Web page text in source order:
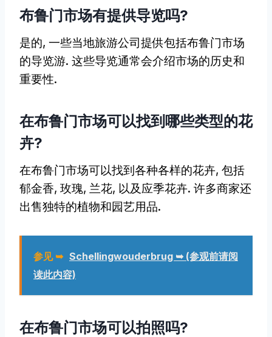
布鲁门市场有提供导览吗?
是的, 一些当地旅游公司提供包括布鲁门市场
的导览游. 这些导览通常会介绍市场的历史和
重要性.
在布鲁门市场可以找到哪些类型的花
卉?
在布鲁门市场可以找到各种各样的花卉, 包括
郁金香, 玫瑰, 兰花, 以及应季花卉. 许多商家还
出售独特的植物和园艺用品.
参见 ➥ Schellingwouderbrug ➥ (参观前请阅
读此内容)
在布鲁门市场可以拍照吗?